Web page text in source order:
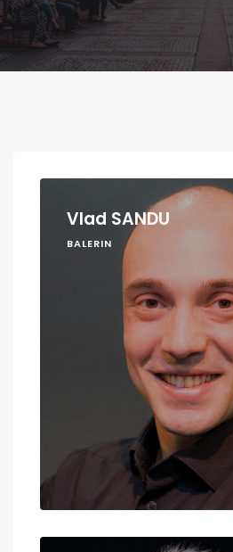
Vlad SANDU
BALERIN